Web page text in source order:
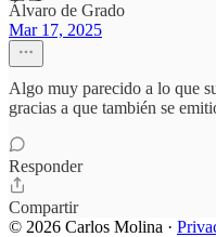
Álvaro de Grado
Mar 17, 2025
Algo muy parecido a lo que
gracias a que también se
Responder
Compartir
© 2026 Carlos Molina ·